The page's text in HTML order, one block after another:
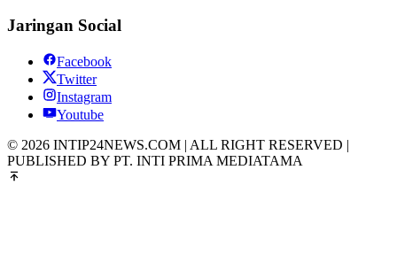
Jaringan Social
Facebook
Twitter
Instagram
Youtube
© 2026 INTIP24NEWS.COM | ALL RIGHT RESERVED |
PUBLISHED BY PT. INTI PRIMA MEDIATAMA